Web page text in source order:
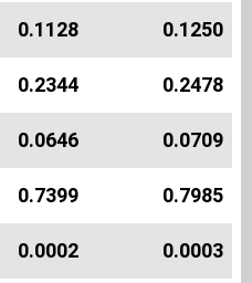
0.1128 0.1250
0.2344 0.2478
0.0646 0.0709
0.7399 0.7985
0.0002 0.0003